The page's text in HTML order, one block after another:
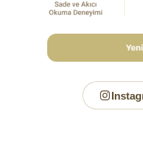
Lâhikasının Birinci Parçası